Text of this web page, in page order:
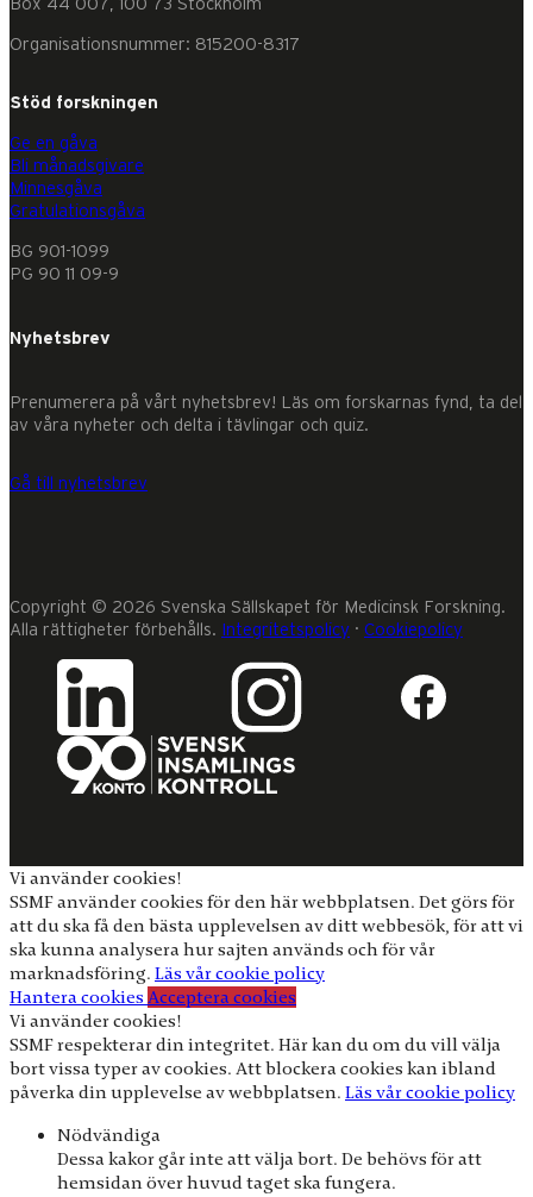
Box 44 007, 100 73 Stockholm
Organisationsnummer: 815200-8317
Stöd forskningen
Ge en gåva
Bli månadsgivare
Minnesgåva
Gratulationsgåva
BG 901-1099
PG 90 11 09-9
Nyhetsbrev
Prenumerera på vårt nyhetsbrev! Läs om forskarnas fynd, ta del
av våra nyheter och delta i tävlingar och quiz.
Gå till nyhetsbrev
Copyright © 2026 Svenska Sällskapet för Medicinsk Forskning.
Alla rättigheter förbehålls. Integritetspolicy · Cookiepolicy
Vi använder cookies!
SSMF använder cookies för den här webbplatsen. Det görs för
att du ska få den bästa upplevelsen av ditt webbesök, för att vi
ska kunna analysera hur sajten används och för vår
marknadsföring. Läs vår cookie policy
Hantera cookies Acceptera cookies
Vi använder cookies!
SSMF respekterar din integritet. Här kan du om du vill välja
bort vissa typer av cookies. Att blockera cookies kan ibland
påverka din upplevelse av webbplatsen. Läs vår cookie policy
Nödvändiga
Dessa kakor går inte att välja bort. De behövs för att
hemsidan över huvud taget ska fungera.